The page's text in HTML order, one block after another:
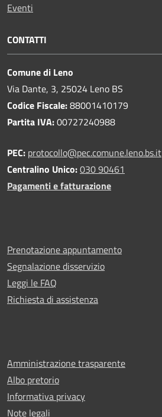
Eventi
CONTATTI
Comune di Leno
Via Dante, 3, 25024 Leno BS
Codice Fiscale:88001410179
Partita IVA:00727240988
PEC: protocollo@pec.comune.leno.bs.it
Centralino Unico:030 90461
Pagamenti e fatturazione
Prenotazione appuntamento
Segnalazione disservizio
Leggi le FAQ
Richiesta di assistenza
Amministrazione trasparente
Albo pretorio
Informativa privacy
Note legali